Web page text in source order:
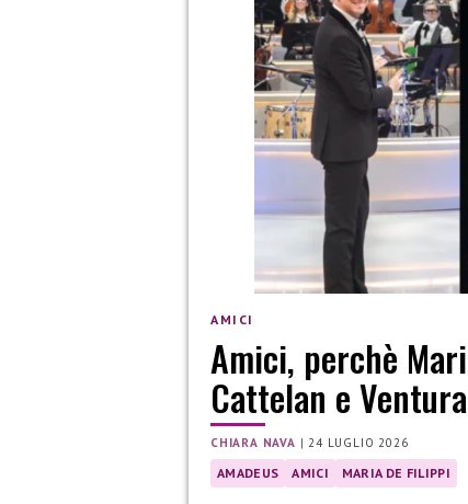
AMICI
Amici, perchè
Cattelan e
CHIARA NAVA |24 LUGLIO 2026
AMADEUS AMICI MARIA DE FILIPPI